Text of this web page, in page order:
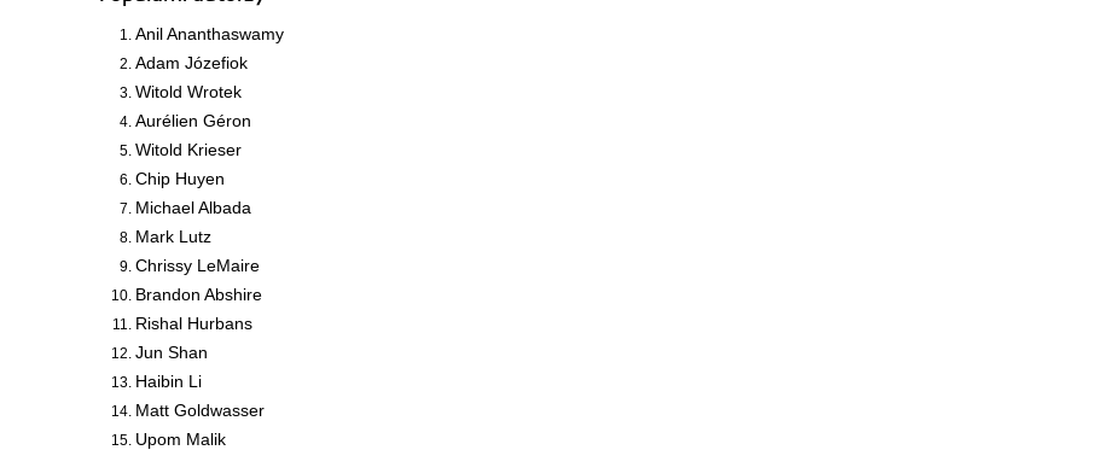
Anil Ananthaswamy
Adam Józefiok
Witold Wrotek
Aurélien Géron
Witold Krieser
Chip Huyen
Michael Albada
Mark Lutz
Chrissy LeMaire
Brandon Abshire
Rishal Hurbans
Jun Shan
Haibin Li
Matt Goldwasser
Upom Malik